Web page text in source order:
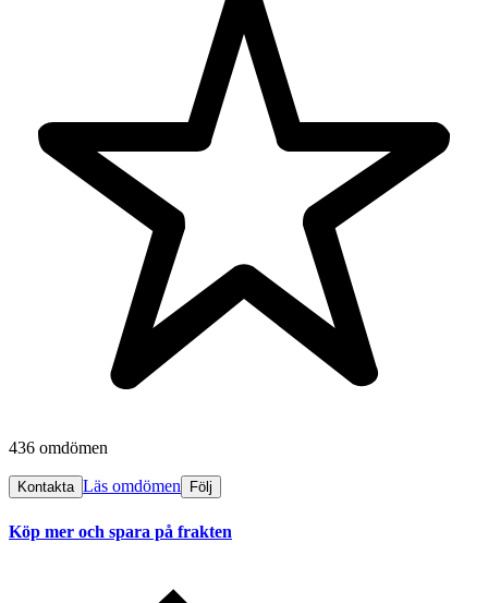
436 omdömen
Kontakta Läs omdömen Följ
Köp mer och spara på frakten